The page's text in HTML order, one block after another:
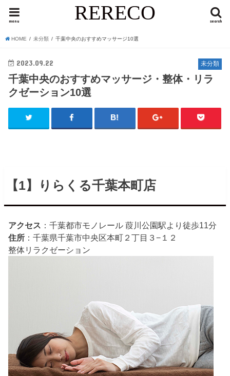
RERECO search
menu
HOME 未分類 千葉中央のおすすめマッサージ10選
未分類
2023.09.22
千葉中央のおすすめマッサージ・整体・リラ
クゼーション10選
【1】りらくる千葉本町店
アクセス ：千葉都市モノレール 葭川公園駅より徒歩11分
住所 ：千葉県千葉市中央区本町２丁目３−１２
整体リラクゼーション